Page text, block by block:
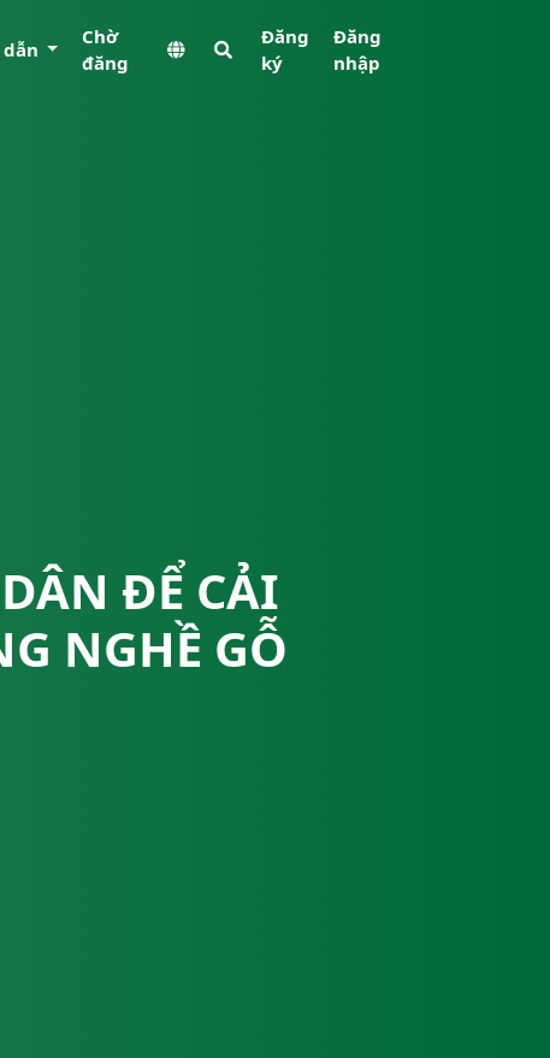
Chờ
đăng
Đăng
ký
Đăng
nhập
ĐỂ CẢI
NGHỀ GỖ